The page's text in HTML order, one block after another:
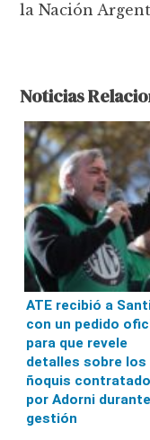
la Nación
Noticias
ATE recibió a
con un pedido
para que revele
detalles sobre los
ñoquis
por Adorni
gestión